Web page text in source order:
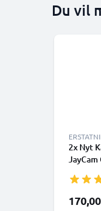
Du vil
2x Nyt
JayCam
NP-60